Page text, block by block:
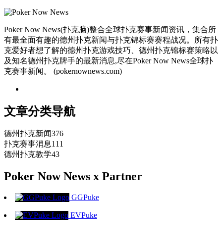
Poker Now News(扑克脑)整合全球扑克赛事新闻资讯，集合所
有最全面有趣的德州扑克新闻与扑克锦标赛赛程战况。所有扑
克爱好者想了解的德州扑克游戏技巧、德州扑克锦标赛策略以
及知名德州扑克牌手的最新消息,尽在Poker Now News全球扑
克赛事新闻。 (pokernownews.com)
文章分类导航
德州扑克新闻376
扑克赛事消息111
德州扑克教学43
Poker Now News x Partner
GGPuke
EVPuke